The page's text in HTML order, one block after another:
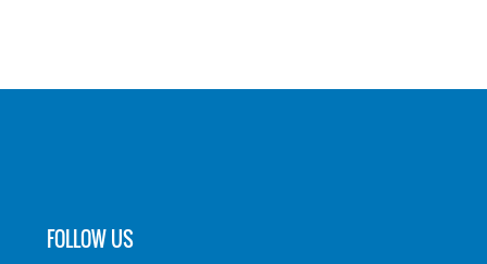
FOLLOW US